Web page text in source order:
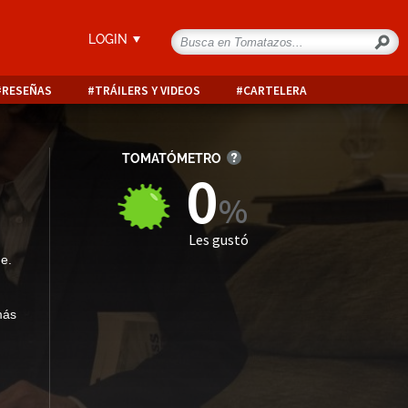
LOGIN
RESEÑAS TRÁILERS Y VIDEOS CARTELERA
TOMATÓMETRO
0
Les gustó